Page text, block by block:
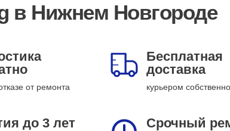
в Нижнем Новгороде
от ремонта
Бесплатная
доставка
курьером
до 3 лет Срочный